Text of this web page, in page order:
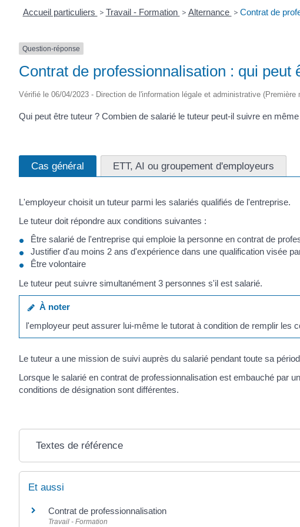
Accueil particuliers > Travail - Formation > Alternance > Contrat de
Question-réponse
Contrat de professionnalisation : qui peut
Vérifié le 06/04/2023 - Direction de l'information légale et administrative (Première
Qui peut être tuteur ? Combien de salarié le tuteur peut-il suivre en
Cas général ETT, AI ou groupement d'employeurs
L'employeur choisit un tuteur parmi les salariés qualifiés de l'entreprise.
Le tuteur doit répondre aux conditions suivantes :
Être salarié de l'entreprise qui emploie la personne en contrat de
Justifier d'au moins 2 ans d'expérience dans une qualification visée
Être volontaire
Le tuteur peut suivre simultanément 3 personnes s'il est salarié.
À noter
l'employeur peut assurer lui-même le tutorat à condition de remplir
Le tuteur a une mission de suivi auprès du salarié pendant toute sa
Lorsque le salarié en contrat de professionnalisation est embauché par
conditions de désignation sont différentes.
Textes de référence
Et aussi
Contrat de professionnalisation
Travail - Formation